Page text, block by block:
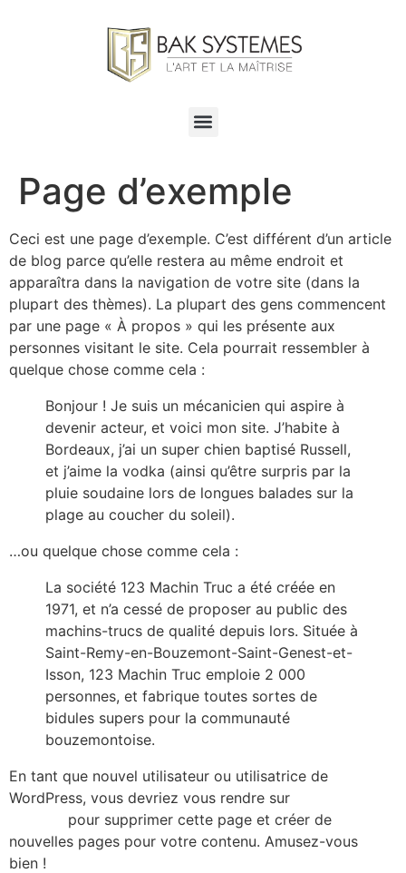
Page d’exemple
Ceci est une page d’exemple. C’est différent d’un article
de blog parce qu’elle restera au même endroit et
apparaîtra dans la navigation de votre site (dans la
plupart des thèmes). La plupart des gens commencent
par une page « À propos » qui les présente aux
personnes visitant le site. Cela pourrait ressembler à
quelque chose comme cela :
Bonjour ! Je suis un mécanicien qui aspire à
devenir acteur, et voici mon site. J’habite à
Bordeaux, j’ai un super chien baptisé Russell,
et j’aime la vodka (ainsi qu’être surpris par la
pluie soudaine lors de longues balades sur la
plage au coucher du soleil).
…ou quelque chose comme cela :
La société 123 Machin Truc a été créée en
1971, et n’a cessé de proposer au public des
machins-trucs de qualité depuis lors. Située à
Saint-Remy-en-Bouzemont-Saint-Genest-et-
Isson, 123 Machin Truc emploie 2 000
personnes, et fabrique toutes sortes de
bidules supers pour la communauté
bouzemontoise.
En tant que nouvel utilisateur ou utilisatrice de
WordPress, vous devriez vous rendre sur
pour supprimer cette page et créer de
nouvelles pages pour votre contenu. Amusez-vous
bien !